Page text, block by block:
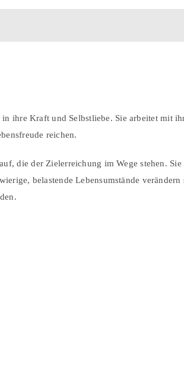
ihre Kraft und Selbstliebe. Sie arbeitet mit
reichen.
die der Zielerreichung im Wege stehen.
belastende Lebensumstände verändern